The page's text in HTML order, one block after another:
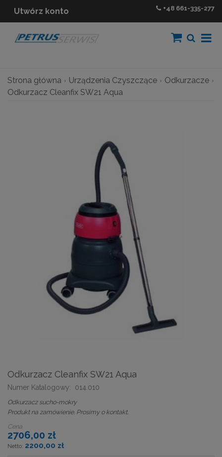
Utwórz konto +48 661-335-277
Strona główna Urządzenia Czyszczące
Odkurzacze
Odkurzacz Cleanfix SW21 Aqua
Odkurzacz Cleanfix SW21 Aqua
Numer Katalogowy: 014.010
Odkurzacz sucho-mokry
Produkt na zamówienie. Prosimy o kontakt.
Cena
2706,00 zł
2200,00 zł